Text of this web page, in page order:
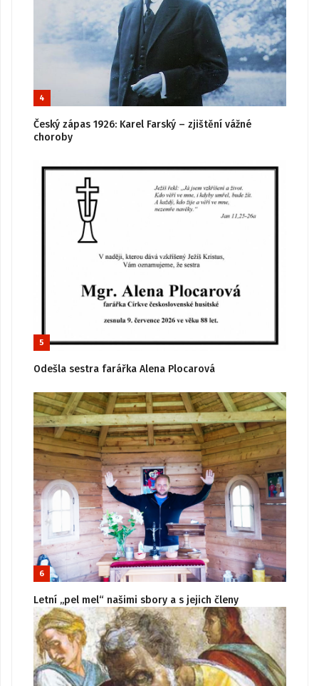
4
Český zápas 1926: Karel Farský – zjištění vážné
choroby
5
Odešla sestra farářka Alena Plocarová
6
Letní „pel mel“ našimi sbory a s jejich členy